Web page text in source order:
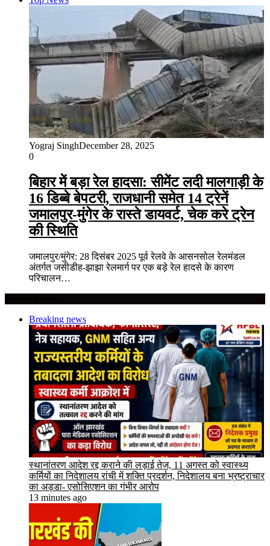
Yograj SinghDecember 28, 2025
0
बिहार में बड़ा रेल हादसा: सीमेंट लदी मालगाड़ी के
16 डिब्बे बेपटरी, राजधानी समेत 14 ट्रेनें
जमालपुर-मुंगेर के रास्ते डायवर्ट, चेक करे ट्रेन
की स्थिति
जमालपुर/मुंगेर: 28 दिसंबर 2025 पूर्व रेलवे के आसनसोल रेलमंडल
अंतर्गत जसीडीह-झाझा रेलमार्ग पर एक बड़े रेल हादसे के कारण
परिचालन…
Breaking news
स्थानांतरण आदेश रद्द कराने की लड़ाई तेज, 11 अगस्त को स्वास्थ्य
कर्मियों का निदेशालय रांची में शक्ति प्रदर्शन, निदेशालय बना भ्रष्ट्राचार
का अड्डा- एसोसिएशन का गंभीर आरोप
13 minutes ago